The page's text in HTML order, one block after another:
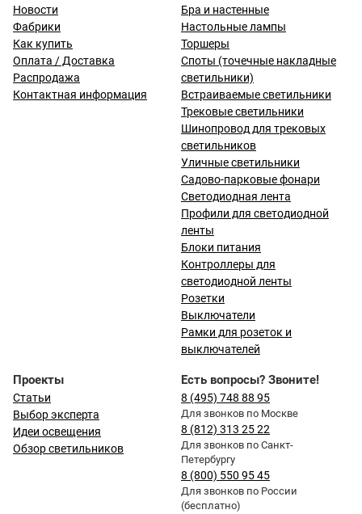
Новости
Фабрики
Как купить
Оплата / Доставка
Распродажа
Контактная информация
Бра и настенные
Настольные лампы
Торшеры
Споты (точечные накладные
светильники)
Встраиваемые светильники
Трековые светильники
Шинопровод для трековых
светильников
Уличные светильники
Садово-парковые фонари
Светодиодная лента
Профили для светодиодной
ленты
Блоки питания
Контроллеры для
светодиодной ленты
Розетки
Выключатели
Рамки для розеток и
выключателей
Проекты
Статьи
Выбор эксперта
Идеи освещения
Обзор светильников
Есть вопросы? Звоните!
8 (495) 748 88 95
Для звонков по Москве
8 (812) 313 25 22
Для звонков по Санкт-
Петербургу
8 (800) 550 95 45
Для звонков по России
(бесплатно)